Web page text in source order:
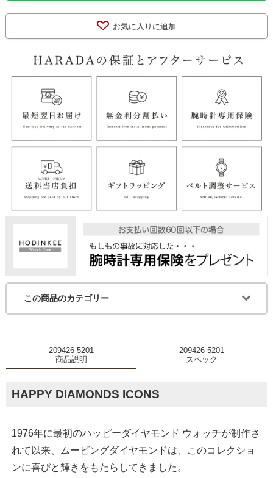
お気に入りに追加
この商品のカテゴリー
209426-5201
商品説明
209426-5201
スペック
HAPPY DIAMONDS ICONS
1976年に最初のハッピーダイヤモンド ウォッチが制作さ
れて以来、ムービングダイヤモンドは、このコレクショ
ンに喜びと輝きをもたらしてきました。